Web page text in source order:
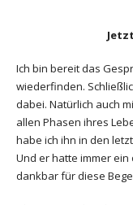
Ich bin bereit das
wiederfinden.
dabei. Natürlich auch
allen Phasen ihres
habe ich ihn in den
Und er hatte immer
dankbar für diese